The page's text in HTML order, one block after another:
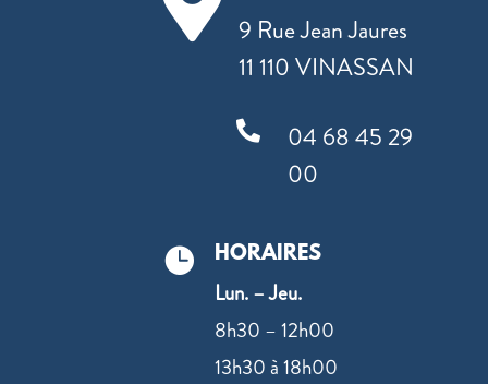
9 Rue Jean Jaures
11 110 VINASSAN

04 68 45 29
00
 HORAIRES
Lun. – Jeu.
8h30 – 12h00
13h30 à 18h00